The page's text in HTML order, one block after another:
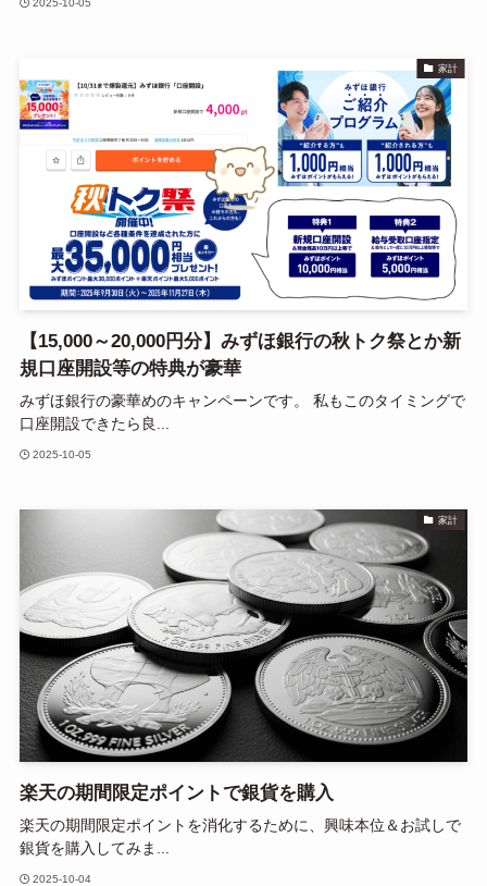
2025-10-05
家計
【15,000～20,000円分】みずほ銀行の秋トク祭とか新
規口座開設等の特典が豪華
みずほ銀行の豪華めのキャンペーンです。 私もこのタイミングで
口座開設できたら良...
2025-10-05
家計
楽天の期間限定ポイントで銀貨を購入
楽天の期間限定ポイントを消化するために、興味本位＆お試しで
銀貨を購入してみま...
2025-10-04